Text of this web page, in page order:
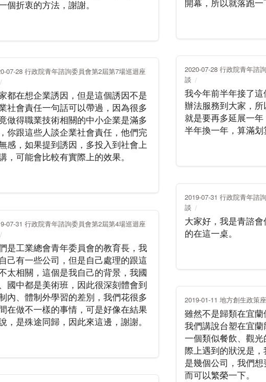
個折衷的方法，謝謝。
開幕，所以就落跑一
2020-07-28 行政院青年諮
談
我今年前半年接了
辦法服務到大家，所
就是要再多延展一
半年換一年，算滿划
07-28 行政院青年諮詢委員會第2屆第7場巡迴座
都在想企業誘因，但是這個誘因不是
社會責任一句話可以帶過，因為很多
做得職業技術相關的中小企業是滿多
你跟這些人談企業社會責任，他們完
感，如果提到誘因，多投入到社會上
，可能會比較有實際上的效果。
2019-07-31 行政院青年諮
談
大家好，我是青諮
的在這一桌。
07-31 行政院青年諮詢委員會第2屆第4場巡迴座
是工業總會青年委員會的教育長，我
己有一些公司，但是自己處理的跟這
太相關，這個是我自己的背景，我國
國中都是美術班，因此很深刻體會到
內、體制外學習的差別，我們花很多
在做不一樣的事情，可是好像在結果
，是殊途同歸，因此來這邊，謝謝。
2019-01-11 地方創生政策
雖然不是歸類在宜蘭
我們講說台塑在宜
一個類似餐飲、觀
際上遇到的狀況是
是幾個公司，我們
而可以繁榮一下。